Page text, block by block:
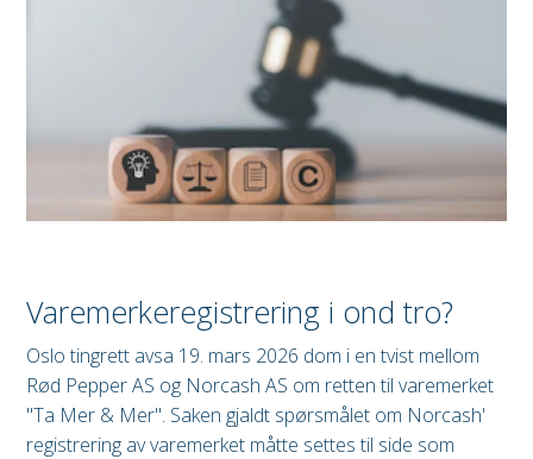
Varemerkeregistrering i ond tro?
Oslo tingrett avsa 19. mars 2026 dom i en tvist mellom
Rød Pepper AS og Norcash AS om retten til varemerket
"Ta Mer & Mer". Saken gjaldt spørsmålet om Norcash'
registrering av varemerket måtte settes til side som